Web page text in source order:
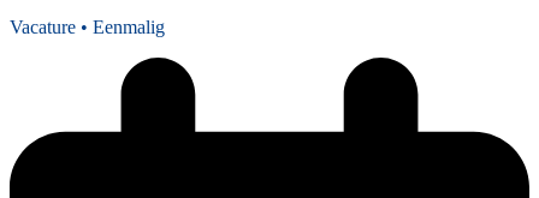
Vacature • Eenmalig